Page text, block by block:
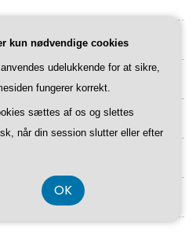
kun nødvendige cookies
udelukkende for at sikre,
fungerer korrekt.
sættes af os og slettes
når din session slutter eller efter
OK